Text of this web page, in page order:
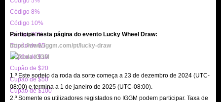
descontos.
Se você se tornar membro VIP do IGGM, terá descontos adicionais, até
um máximo de 5%.
Serviço meticuloso
Utilizamos métodos de pagamento seguros para garantir a segurança de
sua propriedade.
Possuímos um certificado de criptografia SSL para proteger suas
Código 8%
Código 10%
Código 20%
Cupão de $5
Cupão de $10
Cupão de $20
Cupão de $50
Cupão de $100
Participe nesta página do evento Lucky Wheel Draw:
https://www.iggm.com/pt/lucky-draw
1.º Este sorteio da roda da sorte começa a 23 de dezembro de 2024 (UTC-
08:00) e termina a 1 de janeiro de 2025 (UTC-08:00).
2.º Somente os utilizadores registados no IGGM podem participar. Taxa de